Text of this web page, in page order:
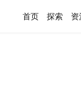
首页 探索